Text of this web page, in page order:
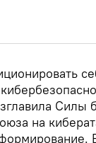
Силы
на